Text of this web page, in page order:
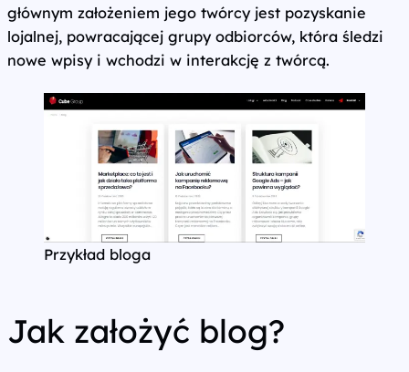
głównym założeniem jego twórcy jest pozyskanie
lojalnej, powracającej grupy odbiorców, która śledzi
nowe wpisy i wchodzi w interakcję z twórcą.
Przykład bloga
Jak założyć blog?